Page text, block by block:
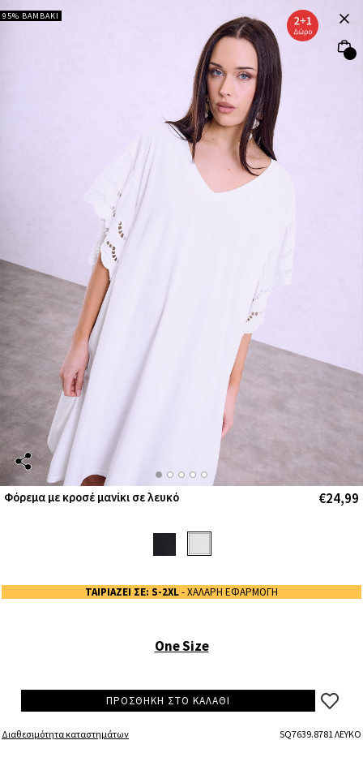
95% ΒΑΜΒΑΚΙ
Φόρεμα με κροσέ μανίκι σε λευκό €24,99
ΤΑΙΡΙΑΖΕΙ ΣΕ: S-2XL- ΧΑΛΑΡΗ ΕΦΑΡΜΟΓΗ
One Size
ΠΡΟΣΘΗΚΗ ΣΤΟ ΚΑΛΑΘΙ
Διαθεσιμότητα καταστημάτων SQ7639.8781 ΛΕΥΚΟ